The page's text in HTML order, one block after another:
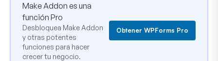
Make Addon es una
función Pro
Desbloquea Make Addon
y otras potentes
funciones para hacer
crecer tu negocio.
Obtener WPForms Pro